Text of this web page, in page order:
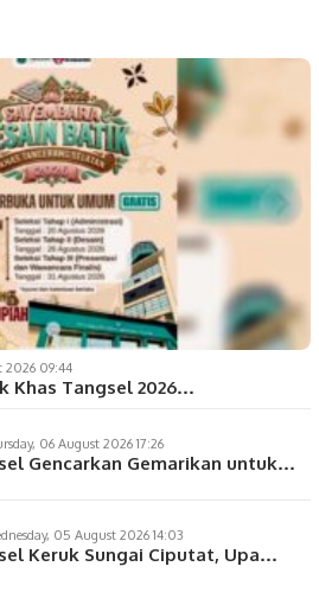
2026 09:44
Khas Tangsel 2026…
06 August 2026 17:26
Gencarkan Gemarikan untuk…
05 August 2026 14:03
Keruk Sungai Ciputat, Upa…